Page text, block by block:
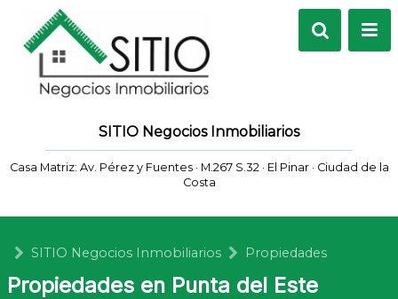
SITIO Negocios Inmobiliarios
Casa Matriz: Av. Pérez y Fuentes · M.267 S.32 · El Pinar · Ciudad de la
Costa
SITIO Negocios Inmobiliarios Propiedades
Propiedades en Punta del Este